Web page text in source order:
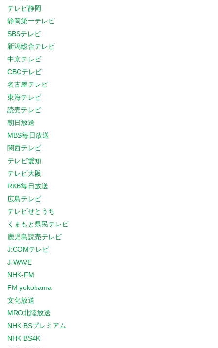
テレビ静岡
静岡第一テレビ
SBSテレビ
新潟総合テレビ
中京テレビ
CBCテレビ
名古屋テレビ
東海テレビ
読売テレビ
朝日放送
MBS毎日放送
関西テレビ
テレビ愛知
テレビ大阪
RKB毎日放送
広島テレビ
テレビせとうち
くまもと県民テレビ
鹿児島読売テレビ
J:COMテレビ
J-WAVE
NHK-FM
FM yokohama
文化放送
MRO北陸放送
NHK BSプレミアム
NHK BS4K